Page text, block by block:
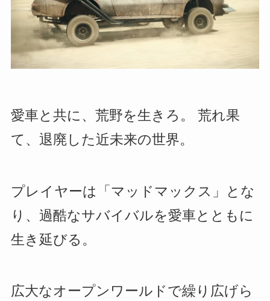
愛車と共に、荒野を生きろ。 荒れ果
て、退廃した近未来の世界。
プレイヤーは「マッドマックス」とな
り、過酷なサバイバルを愛車とともに
生き延びる。
広大なオープンワールドで繰り広げら